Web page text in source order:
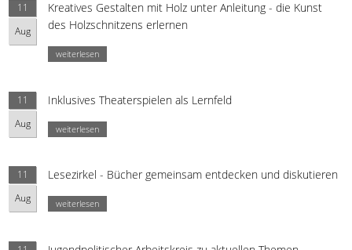
11
Aug
Kreatives Gestalten mit Holz unter Anleitung - die Kunst
des Holzschnitzens erlernen
weiterlesen
11
Aug
Inklusives Theaterspielen als Lernfeld
weiterlesen
11
Aug
Lesezirkel - Bücher gemeinsam entdecken und diskutieren
weiterlesen